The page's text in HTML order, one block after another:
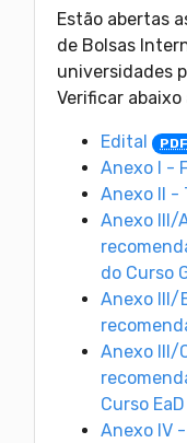
Estão abertas
de Bolsas
universidades
Verificar
Edital PDF
Anexo I -
Anexo II -
Anexo III/
do Curso
Anexo III/
Anexo III/
Curso EaD
Anexo IV